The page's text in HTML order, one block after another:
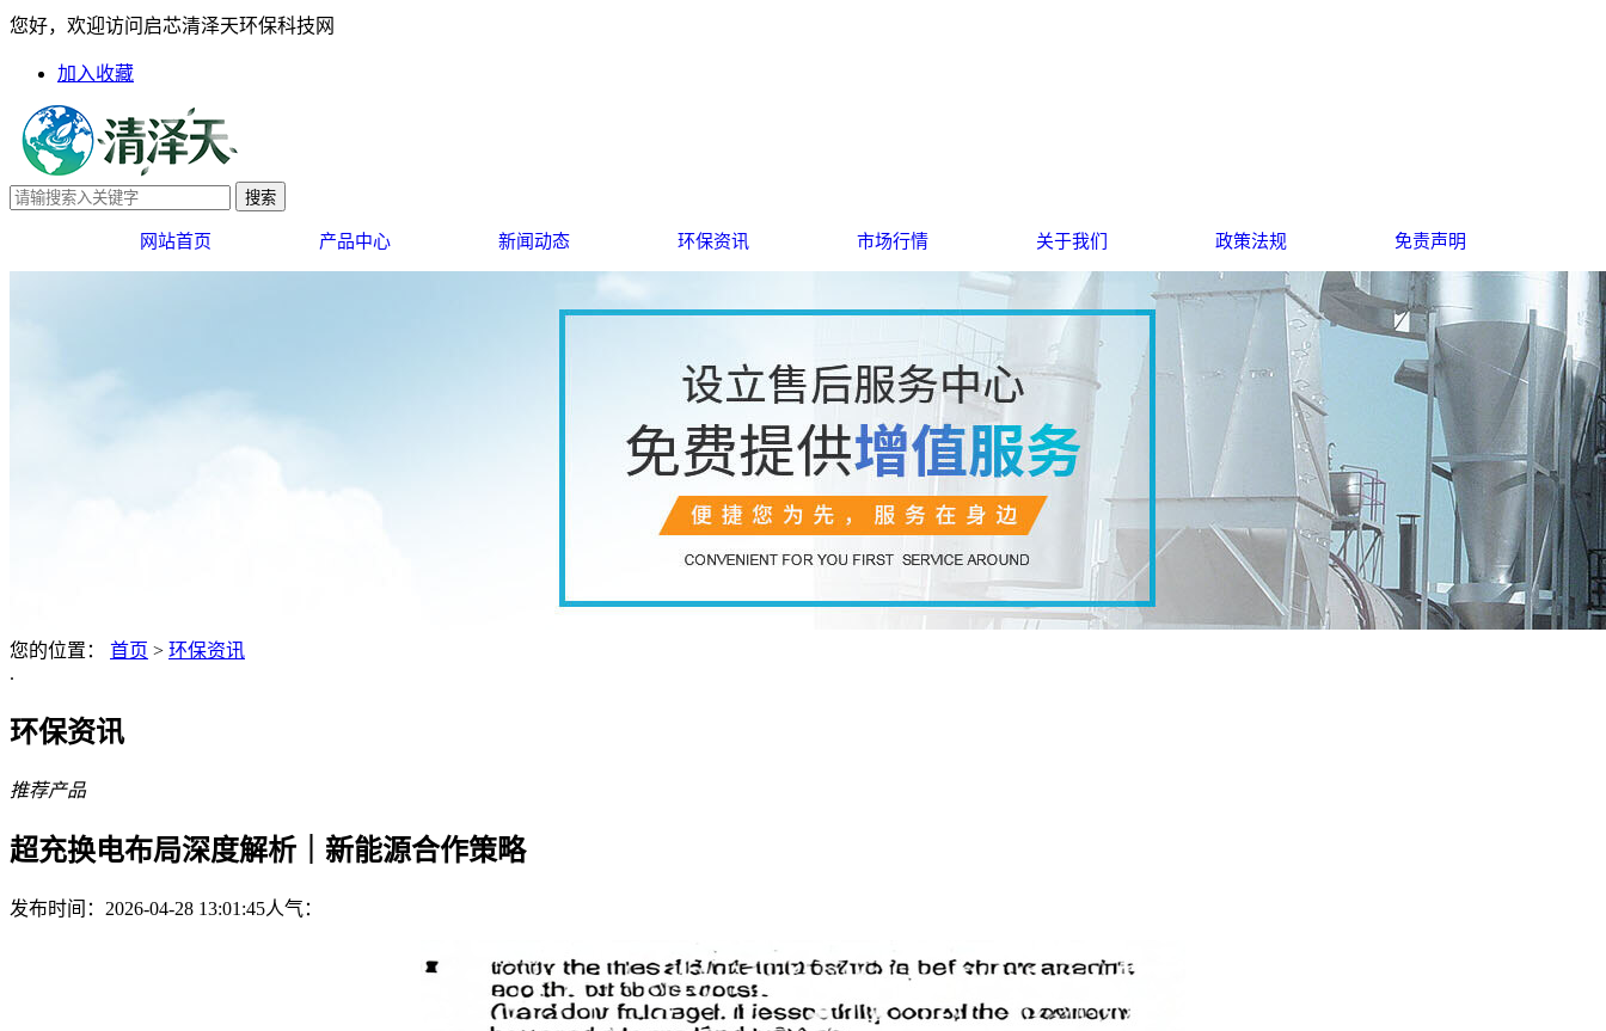
超充换电布局深度解析｜新能源合作策略
您好，欢迎访问启芯清泽天环保科技网
加入收藏
网站首页 产品中心 新闻动态 环保资讯 市场行情 关于我们 政策法规 免责声明
您的位置： 首页 > 环保资讯
.
环保资讯
推荐产品
超充换电布局深度解析｜新能源合作策略
发布时间：2026-04-28 13:01:45人气：